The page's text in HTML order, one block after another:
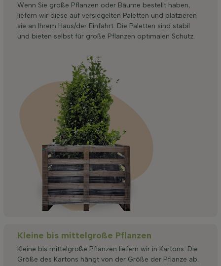
Wenn Sie große Pflanzen oder Bäume bestellt haben,
liefern wir diese auf versiegelten Paletten und platzieren
sie an Ihrem Haus/der Einfahrt. Die Paletten sind stabil
und bieten selbst für große Pflanzen optimalen Schutz.
Kleine bis mittelgroße Pflanzen
Kleine bis mittelgroße Pflanzen liefern wir in Kartons. Die
Größe des Kartons hängt von der Größe der Pflanze ab.